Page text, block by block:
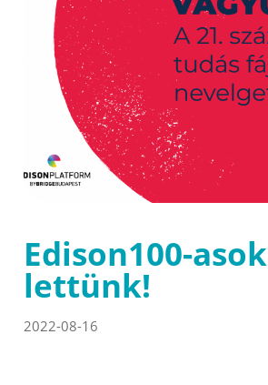
Edison100-asok
lettünk!
2022-08-16